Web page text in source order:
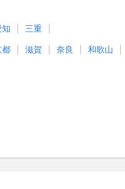
知 三重
都 滋賀 奈良 和歌山